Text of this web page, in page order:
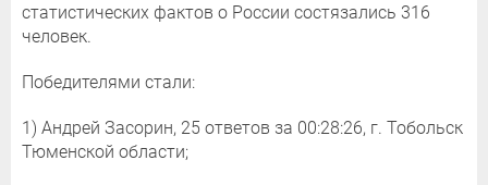
статистических фактов о России состязались 316
человек.
Победителями стали:
1) Андрей Засорин, 25 ответов за 00:28:26, г. Тобольск
Тюменской области;